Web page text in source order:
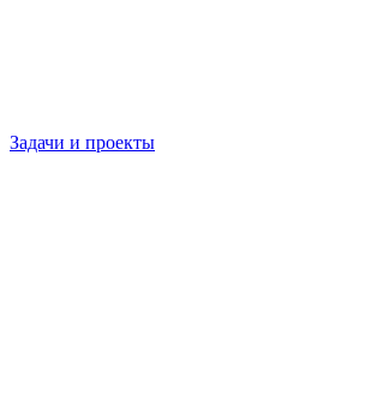
Задачи и проекты